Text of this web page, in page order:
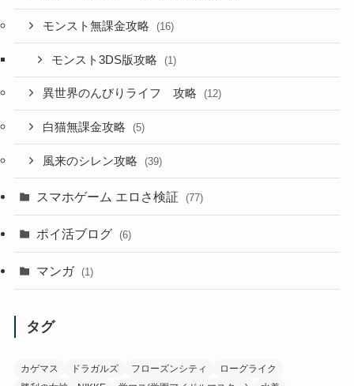
モンスト無課金攻略 (16)
モンスト3DS版攻略 (1)
異世界のんびりライフ 攻略 (12)
白猫無課金攻略 (5)
風来のシレン攻略 (39)
スマホゲーム エロさ検証 (77)
ポイ活ブログ (6)
マンガ (1)
タグ
カゲマス ドラガルズ フローズンシティ
ローグライク